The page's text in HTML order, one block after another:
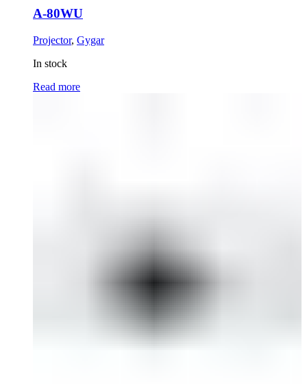
A-80WU
Projector, Gygar
In stock
Read more